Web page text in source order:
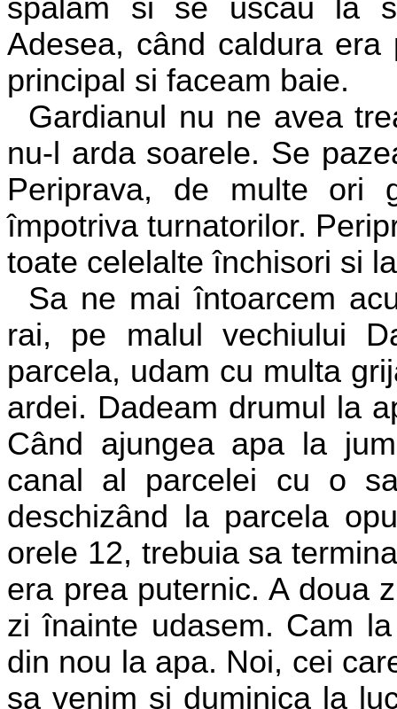
spalam si se uscau la
Adesea, când caldura
principal si faceam baie.
Gardianul nu ne avea
nu-l arda soarele. Se
Periprava, de multe ori
împotriva turnatorilor.
toate celelalte închisori si
Sa ne mai întoarcem
rai, pe malul vechiului
parcela, udam cu multa
ardei. Dadeam drumul la
Când ajungea apa la
canal al parcelei cu o
deschizând la parcela
orele 12, trebuia sa
era prea puternic. A doua
zi înainte udasem. Cam
din nou la apa. Noi, cei
sa venim si duminica la